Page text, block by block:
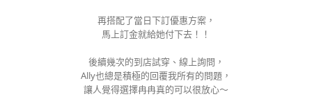
再搭配了當日下訂優惠方案，
馬上訂金就給她付下去！！
後續幾次的到店試穿、線上詢問，
Ally也總是積極的回覆我所有的問題，
讓人覺得選擇冉冉真的可以很放心～